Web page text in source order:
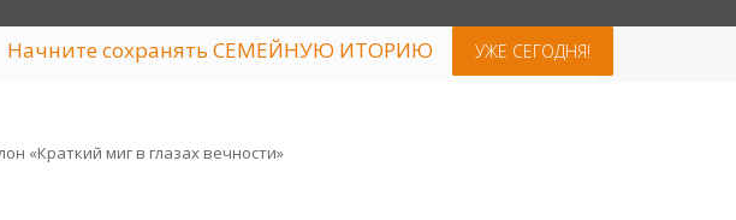
Начните сохранять СЕМЕЙНУЮ ИТОРИЮ УЖЕ СЕГОДНЯ!
«Краткий миг в глазах вечности»